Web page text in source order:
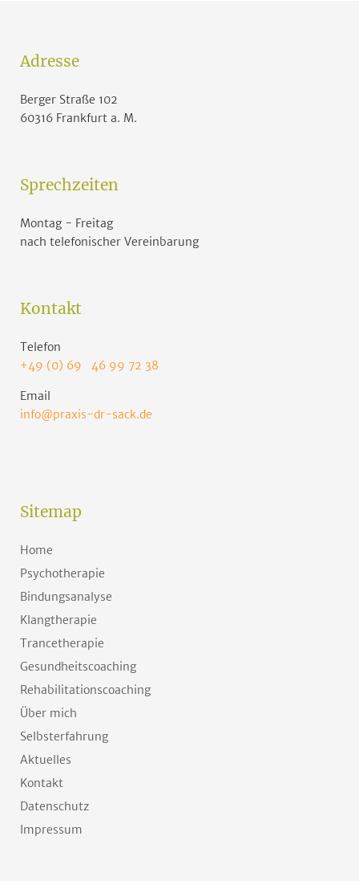
Adresse
Berger Straße 102
60316 Frankfurt a. M.
Sprechzeiten
Montag - Freitag
nach telefonischer Vereinbarung
Kontakt
Telefon
+49 (0) 69 46 99 72 38
Email
info@praxis-dr-sack.de
Sitemap
Home
Psychotherapie
Bindungsanalyse
Klangtherapie
Trancetherapie
Gesundheitscoaching
Rehabilitationscoaching
Über mich
Selbsterfahrung
Aktuelles
Kontakt
Datenschutz
Impressum